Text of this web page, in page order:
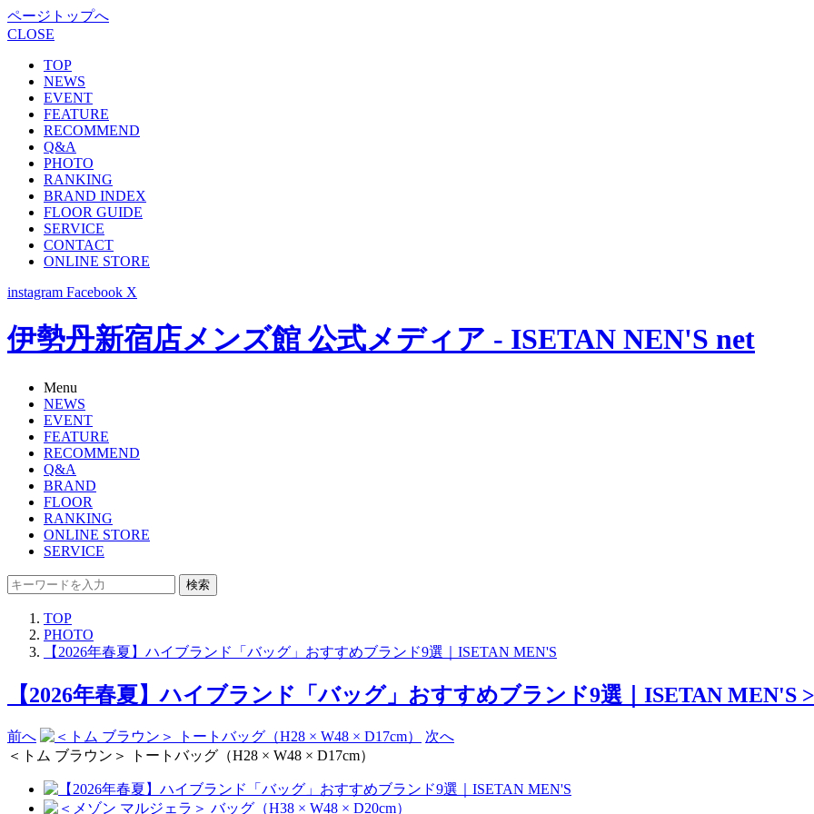
ページトップへ
CLOSE
TOP
NEWS
EVENT
FEATURE
RECOMMEND
Q&A
PHOTO
RANKING
BRAND INDEX
FLOOR GUIDE
SERVICE
CONTACT
ONLINE STORE
instagram Facebook X
伊勢丹新宿店メンズ館 公式メディア - ISETAN NEN'S net
Menu
NEWS
EVENT
FEATURE
RECOMMEND
Q&A
BRAND
FLOOR
RANKING
ONLINE STORE
SERVICE
検索
TOP
PHOTO
【2026年春夏】ハイブランド「バッグ」おすすめブランド9選｜ISETAN MEN'S
【2026年春夏】ハイブランド「バッグ」おすすめブランド9選｜ISETAN MEN'S
前へ
次へ
＜トム ブラウン＞ トートバッグ（H28 × W48 × D17cm）